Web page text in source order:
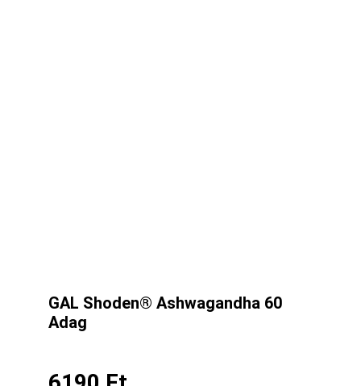
GAL Shoden® Ashwagandha 60
Adag